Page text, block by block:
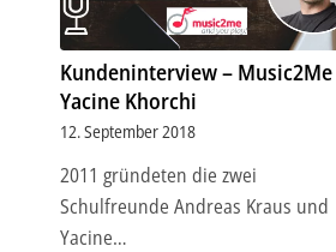
Kundeninterview – Music2Me
Yacine Khorchi
12. September 2018
2011 gründeten die zwei
Schulfreunde Andreas Kraus und
Yacine…